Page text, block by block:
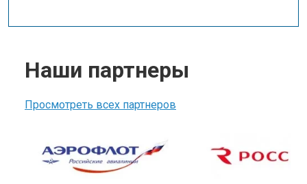
Наши партнеры
Просмотреть всех партнеров